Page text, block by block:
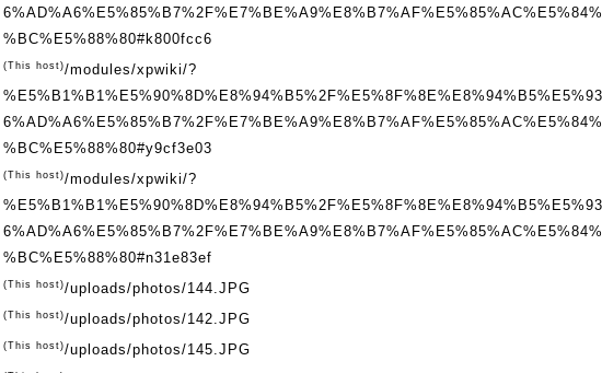
%BC%E5%88%80#k800fcc6
(This host)/modules/xpwiki/?
%BC%E5%88%80#y9cf3e03
(This host)/modules/xpwiki/?
%BC%E5%88%80#n31e83ef
(This host)/uploads/photos/144.JPG
(This host)/uploads/photos/142.JPG
(This host)/uploads/photos/145.JPG